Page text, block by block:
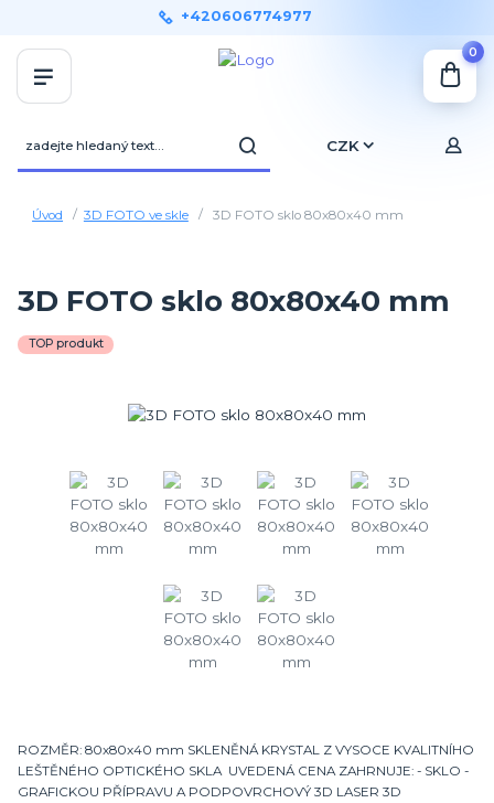
CZK
+420606774977
0
Úvod 3D FOTO ve skle 3D FOTO sklo 80x80x40 mm
3D FOTO sklo 80x80x40 mm
TOP produkt
ROZMĚR: 80x80x40 mm SKLENĚNÁ KRYSTAL Z VYSOCE KVALITNÍHO
LEŠTĚNÉHO OPTICKÉHO SKLA UVEDENÁ CENA ZAHRNUJE: - SKLO -
GRAFICKOU PŘÍPRAVU A PODPOVRCHOVÝ 3D LASER 3D